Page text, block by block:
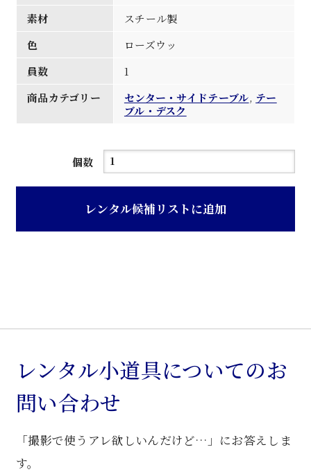
素材
スチール製
色
ローズウッ
員数
1
商品カテゴリー
センター・サイドテーブル, テー
ブル・デスク
個数
ロ
ウ
ス
チ
ー
卓
レンタル候補リストに追加
レンタル小道具についてのお
問い合わせ
「撮影で使うアレ欲しいんだけど…」にお答えしま
す。